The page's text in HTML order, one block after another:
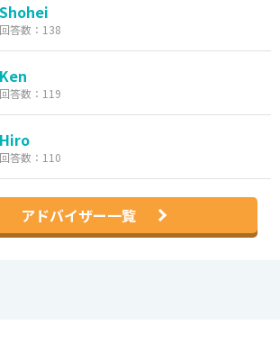
Shohei
回答数：138
Ken
回答数：119
Hiro
回答数：110
アドバイザー一覧